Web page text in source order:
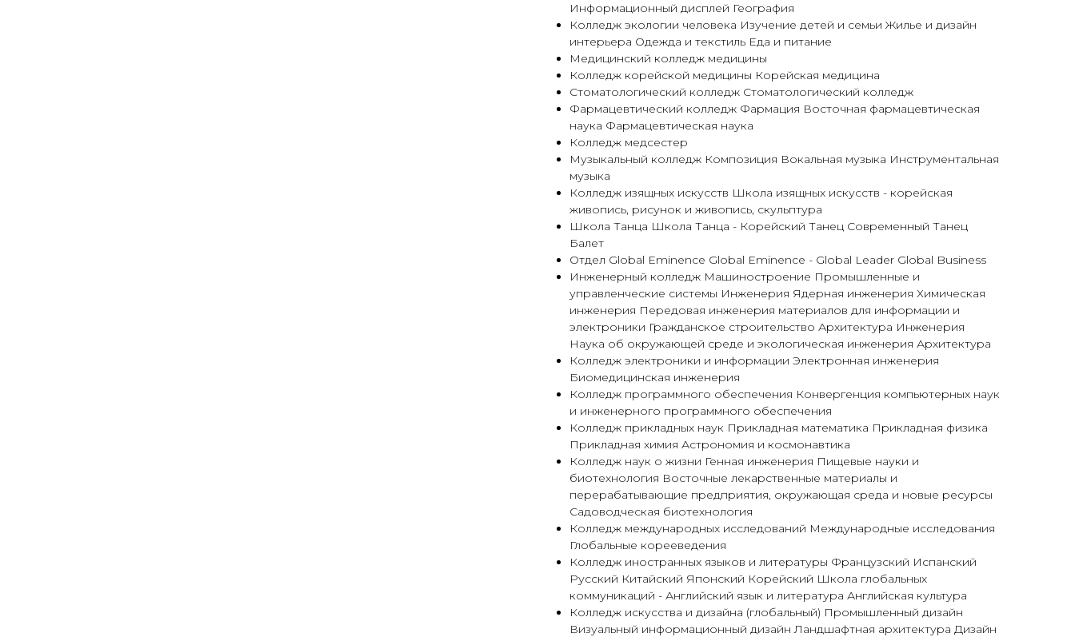
Информационный дисплей География
Колледж экологии человека Изучение детей и семьи Жилье и дизайн
интерьера Одежда и текстиль Еда и питание
Медицинский колледж медицины
Колледж корейской медицины Корейская медицина
Стоматологический колледж Стоматологический колледж
Фармацевтический колледж Фармация Восточная фармацевтическая
наука Фармацевтическая наука
Колледж медсестер
Музыкальный колледж Композиция Вокальная музыка Инструментальная
музыка
Колледж изящных искусств Школа изящных искусств - корейская
живопись, рисунок и живопись, скульптура
Школа Танца Школа Танца - Корейский Танец Современный Танец
Балет
Отдел Global Eminence Global Eminence - Global Leader Global Business
Инженерный колледж Машиностроение Промышленные и
управленческие системы Инженерия Ядерная инженерия Химическая
инженерия Передовая инженерия материалов для информации и
электроники Гражданское строительство Архитектура Инженерия
Наука об окружающей среде и экологическая инженерия Архитектура
Колледж электроники и информации Электронная инженерия
Биомедицинская инженерия
Колледж программного обеспечения Конвергенция компьютерных наук
и инженерного программного обеспечения
Колледж прикладных наук Прикладная математика Прикладная физика
Прикладная химия Астрономия и космонавтика
Колледж наук о жизни Генная инженерия Пищевые науки и
биотехнология Восточные лекарственные материалы и
перерабатывающие предприятия, окружающая среда и новые ресурсы
Садоводческая биотехнология
Колледж международных исследований Международные исследования
Глобальные корееведения
Колледж иностранных языков и литературы Французский Испанский
Русский Китайский Японский Корейский Школа глобальных
коммуникаций - Английский язык и литература Английская культура
Колледж искусства и дизайна (глобальный) Промышленный дизайн
Визуальный информационный дизайн Ландшафтная архитектура Дизайн